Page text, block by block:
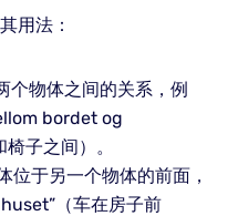
用法：
个物体之间的关系，例
bordet og
子之间）。
位于另一个物体的前面，
（车在房子前